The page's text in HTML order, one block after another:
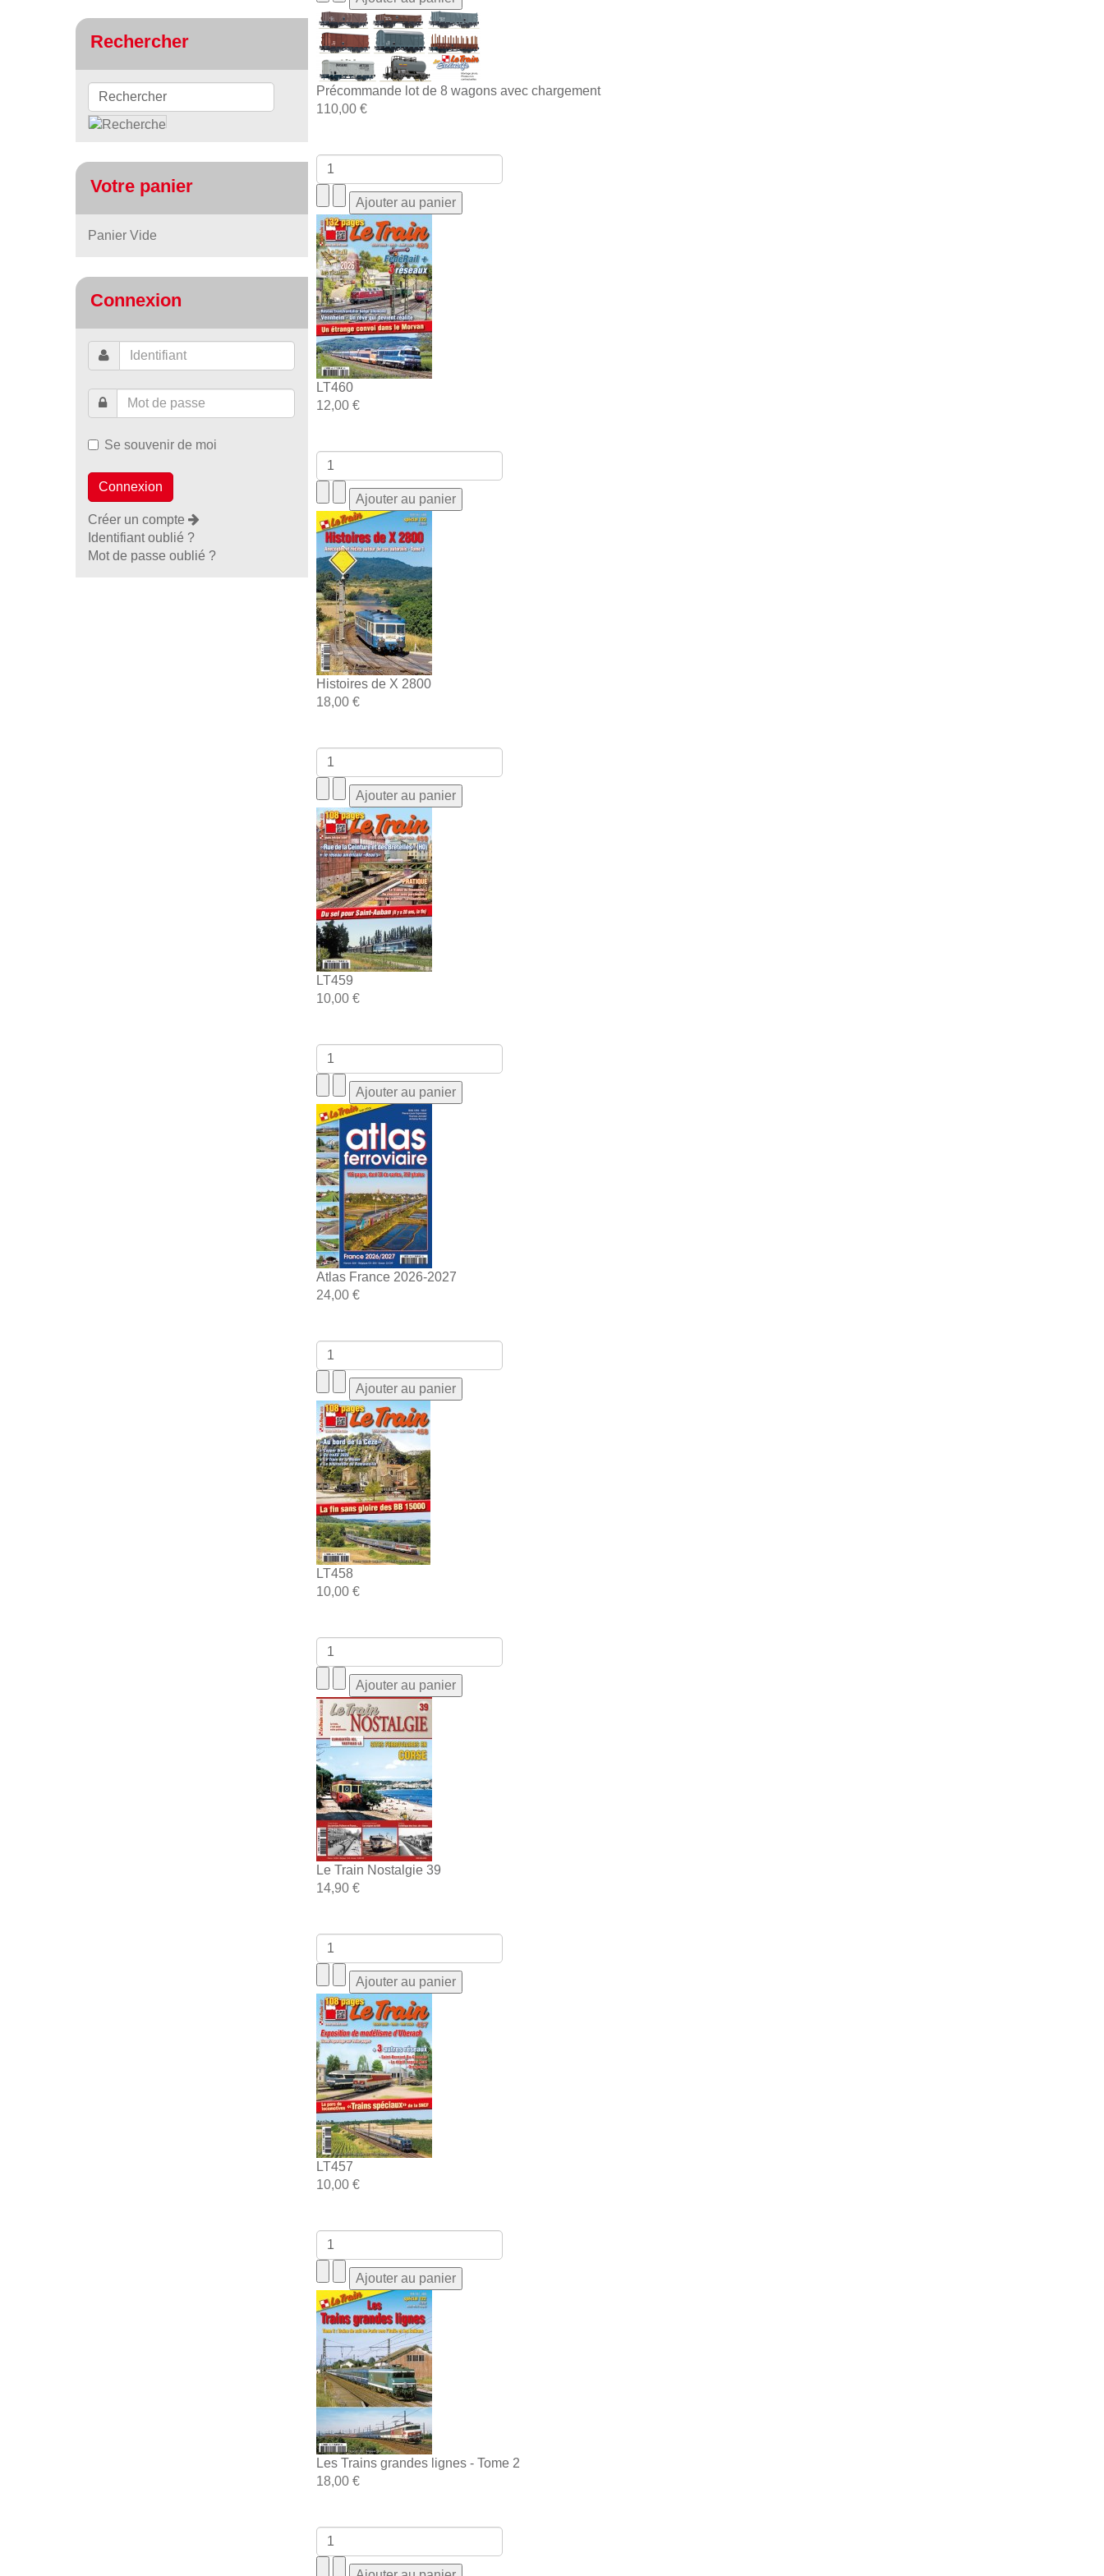
Précommande lot de 8 wagons avec chargement
110,00 €
LT460
12,00 €
Histoires de X 2800
18,00 €
LT459
10,00 €
Atlas France 2026-2027
24,00 €
LT458
10,00 €
Le Train Nostalgie 39
14,90 €
LT457
10,00 €
Les Trains grandes lignes - Tome 2
18,00 €
Rechercher
Votre panier
Panier Vide
Connexion
Se souvenir de moi
Créer un compte
Identifiant oublié ?
Mot de passe oublié ?